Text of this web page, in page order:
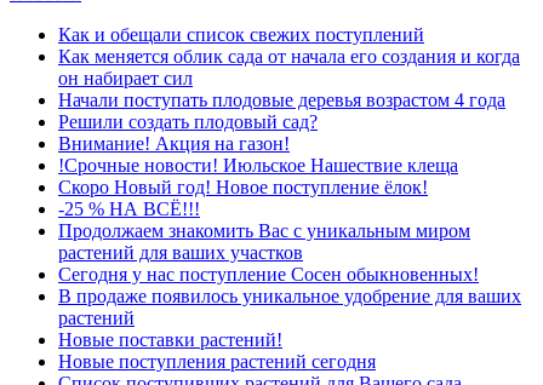
Как и обещали список свежих поступлений
Как меняется облик сада от начала его создания и когда
он набирает сил
Начали поступать плодовые деревья возрастом 4 года
Решили создать плодовый сад?
Внимание! Акция на газон!
!Срочные новости! Июльское Нашествие клеща
Скоро Новый год! Новое поступление ёлок!
-25 % НА ВСЁ!!!
Продолжаем знакомить Вас с уникальным миром
растений для ваших участков
Сегодня у нас поступление Сосен обыкновенных!
В продаже появилось уникальное удобрение для ваших
растений
Новые поставки растений!
Новые поступления растений сегодня